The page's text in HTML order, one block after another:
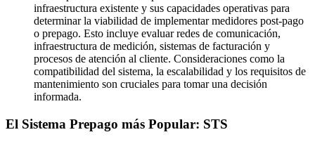
infraestructura existente y sus capacidades operativas para
determinar la viabilidad de implementar medidores post-pago
o prepago. Esto incluye evaluar redes de comunicación,
infraestructura de medición, sistemas de facturación y
procesos de atención al cliente. Consideraciones como la
compatibilidad del sistema, la escalabilidad y los requisitos de
mantenimiento son cruciales para tomar una decisión
informada.
El Sistema Prepago más Popular: STS